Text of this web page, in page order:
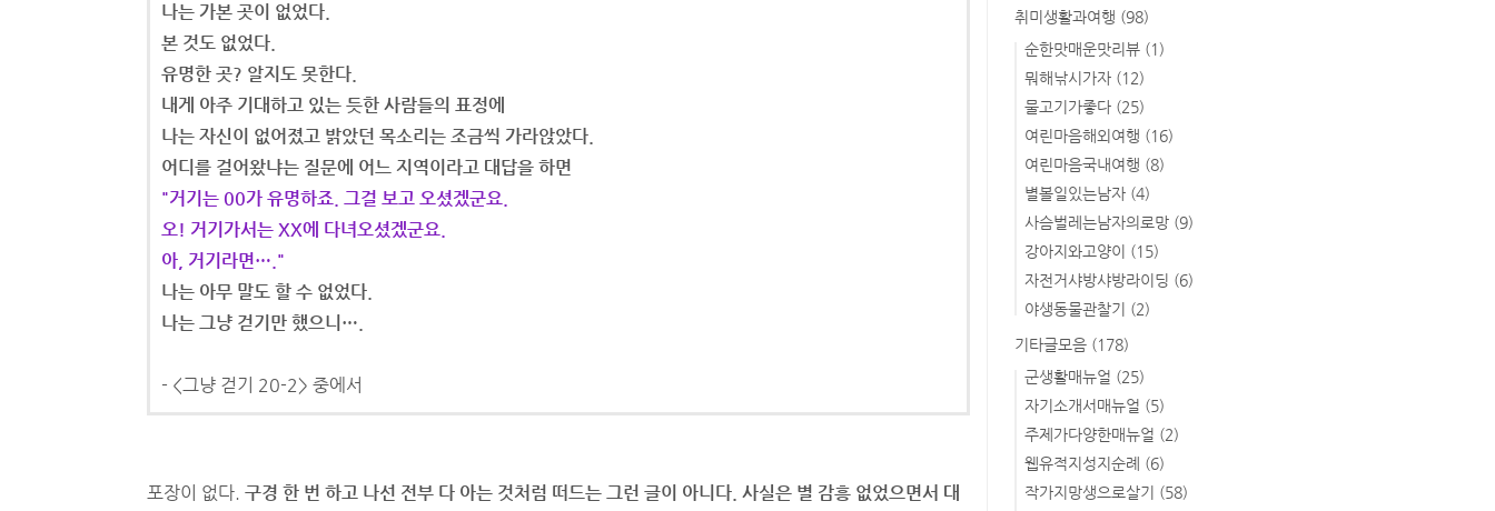
나는 가본 곳이 없었다.
본 것도 없었다.
유명한 곳? 알지도 못한다.
내게 아주 기대하고 있는 듯한 사람들의 표정에
나는 자신이 없어졌고 밝았던 목소리는 조금씩 가라앉았다.
어디를 걸어왔냐는 질문에 어느 지역이라고 대답을 하면
"거기는 00가 유명하죠. 그걸 보고 오셨겠군요.
오! 거기가서는 XX에 다녀오셨겠군요.
아, 거기라면…."
나는 아무 말도 할 수 없었다.
나는 그냥 걷기만 했으니….
- <그냥 걷기 20-2> 중에서
포장이 없다. 구경 한 번 하고 나선 전부 다 아는 것처럼 떠드는 그런 글이 아니다. 사실은 별 감흥 없었으면서 대
취미생활과여행 (98)
순한맛매운맛리뷰 (1)
뭐해낚시가자 (12)
물고기가좋다 (25)
여린마음해외여행 (16)
여린마음국내여행 (8)
별볼일있는남자 (4)
사슴벌레는남자의로망 (9)
강아지와고양이 (15)
자전거샤방샤방라이딩 (6)
야생동물관찰기 (2)
기타글모음 (178)
군생활매뉴얼 (25)
자기소개서매뉴얼 (5)
주제가다양한매뉴얼 (2)
웹유적지성지순례 (6)
작가지망생으로살기 (58)